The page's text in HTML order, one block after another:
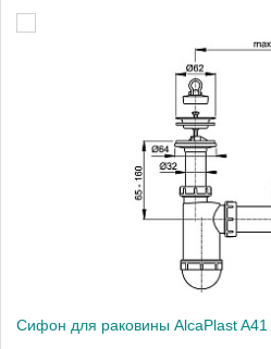
Сифон для раковины AlcaPlast A41